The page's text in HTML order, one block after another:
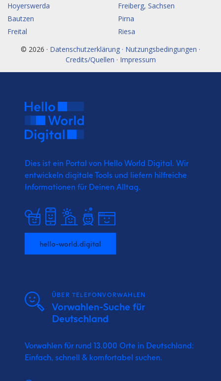
Hoyerswerda
Freiberg, Sachsen
Bautzen
Pirna
Freital
Riesa
© 2026 · Datenschutzerklärung · Nutzungsbedingungen ·
Credits/Quellen · Impressum
Dies ist ein Portal von Hello World Digital. Wir
entwickeln digitale Tools und liefern hilfreiche
Informationen für Deinen Alltag.
hello-world.digital
ÜBER TELEFONVORWAHLEN
Vorwahlen-Suche für
Deutschland
Vorwahlen für rund 13.000 Orte in Deutschland:
Einfach, schnell & komfortabel suchen.